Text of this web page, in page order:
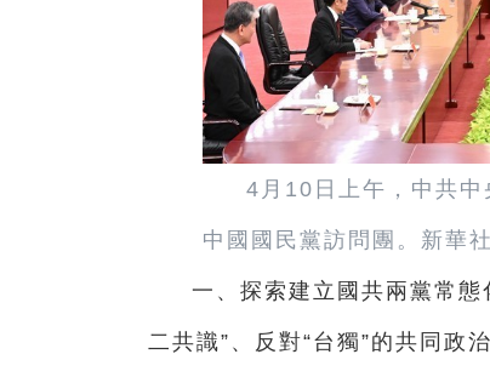
4月10日上午，中共
中國國民黨訪問團。新華
一、探索建立國共兩黨常
二共識”、反對“台獨”的共同政